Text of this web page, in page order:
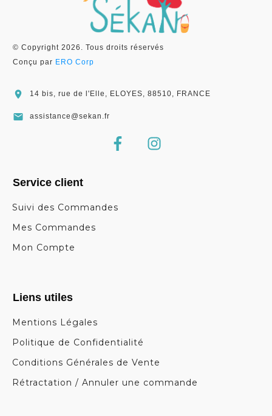
© Copyright 2026 . Tous droits réservés
Conçu par ERO Corp
14 bis, rue de l'Elle, ELOYES, 88510, FRANCE
assistance@sekan.fr
Service client
Suivi des Commandes
Mes Commandes
Mon Compte
Liens utiles
Mentions Légales
Politique de Confidentialité
Conditions Générales de Vente
Rétractation / Annuler une commande